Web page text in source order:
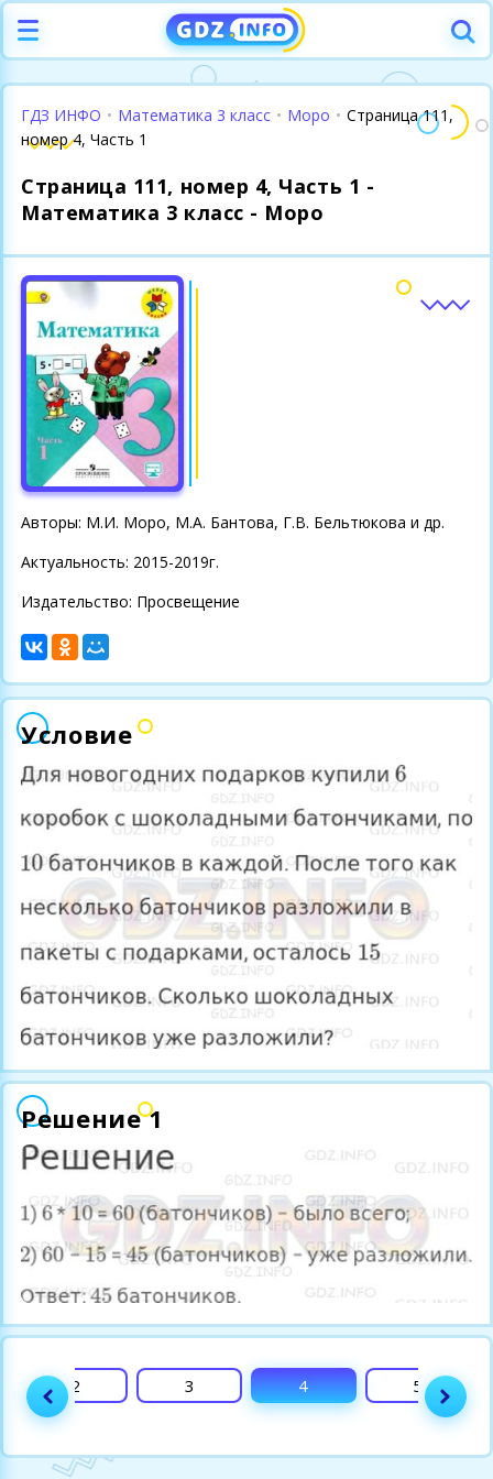
ГДЗ ИНФО • Математика 3 класс • Моро • Страница 111,
номер 4, Часть 1
Страница 111, номер 4, Часть 1 -
Математика 3 класс - Моро
Авторы: М.И. Моро, М.А. Бантова, Г.В. Бельтюкова и др.
Актуальность: 2015-2019г.
Издательство: Просвещение
Условие
Решение 1
2 3 4 5